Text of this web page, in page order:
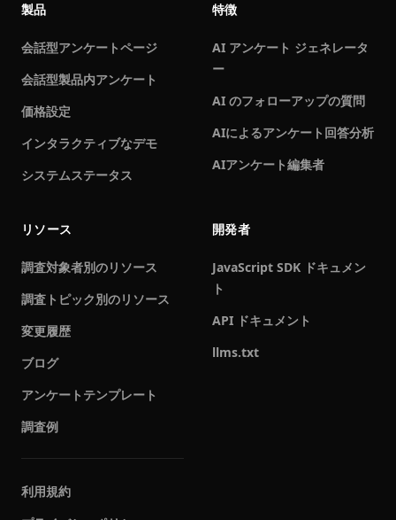
製品
会話型アンケートページ
会話型製品内アンケート
価格設定
インタラクティブなデモ
システムステータス
特徴
AI アンケート ジェネレータ
ー
AI のフォローアップの質問
AIによるアンケート回答分析
AIアンケート編集者
リソース
調査対象者別のリソース
調査トピック別のリソース
変更履歴
ブログ
アンケートテンプレート
調査例
利用規約
開発者
JavaScript SDK ドキュメン
ト
API ドキュメント
llms.txt